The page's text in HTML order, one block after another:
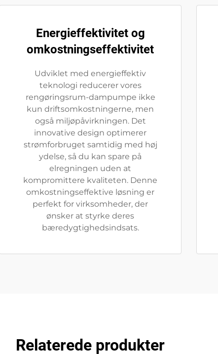
Energieffektivitet og
omkostningseffektivitet
Udviklet med energieffektiv
teknologi reducerer vores
rengøringsrum-dampumpe ikke
kun driftsomkostningerne, men
også miljøpåvirkningen. Det
innovative design optimerer
strømforbruget samtidig med høj
ydelse, så du kan spare på
elregningen uden at
kompromittere kvaliteten. Denne
omkostningseffektive løsning er
perfekt for virksomheder, der
ønsker at styrke deres
bæredygtighedsindsats.
Relaterede produkter